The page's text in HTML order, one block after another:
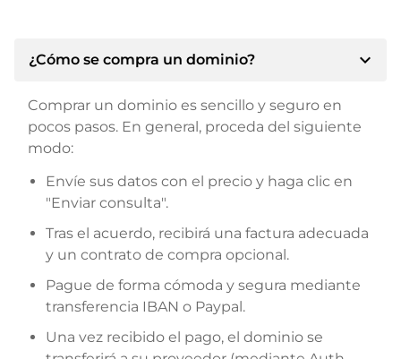
¿Cómo se compra un dominio? expand_more
Comprar un dominio es sencillo y seguro en
pocos pasos. En general, proceda del siguiente
modo:
Envíe sus datos con el precio y haga clic en
"Enviar consulta".
Tras el acuerdo, recibirá una factura adecuada
y un contrato de compra opcional.
Pague de forma cómoda y segura mediante
transferencia IBAN o Paypal.
Una vez recibido el pago, el dominio se